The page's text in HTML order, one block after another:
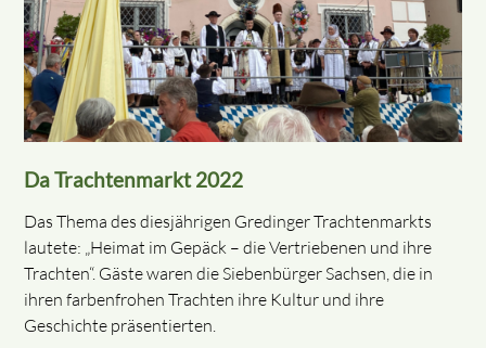
Da Trachtenmarkt 2022
Das Thema des diesjährigen Gredinger Trachtenmarkts
lautete: „Heimat im Gepäck – die Vertriebenen und ihre
Trachten“. Gäste waren die Siebenbürger Sachsen, die in
ihren farbenfrohen Trachten ihre Kultur und ihre
Geschichte präsentierten.